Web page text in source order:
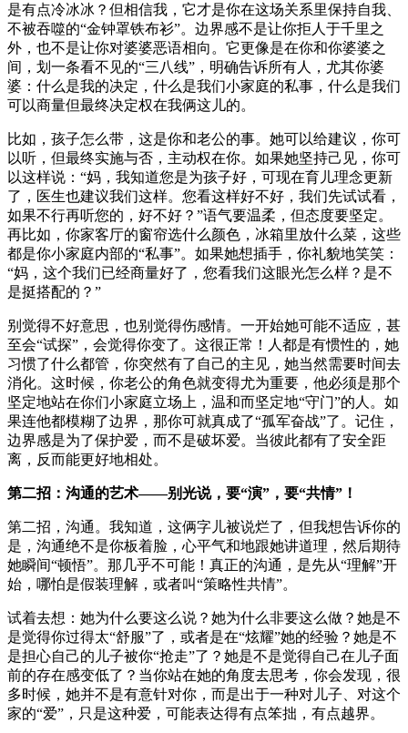
是有点冷冰冰？但相信我，它才是你在这场关系里保持自我、
不被吞噬的“金钟罩铁布衫”。边界感不是让你拒人于千里之
外，也不是让你对婆婆恶语相向。它更像是在你和你婆婆之
间，划一条看不见的“三八线”，明确告诉所有人，尤其你婆
婆：什么是我的决定，什么是我们小家庭的私事，什么是我们
可以商量但最终决定权在我俩这儿的。
比如，孩子怎么带，这是你和老公的事。她可以给建议，你可
以听，但最终实施与否，主动权在你。如果她坚持己见，你可
以这样说：“妈，我知道您是为孩子好，可现在育儿理念更新
了，医生也建议我们这样。您看这样好不好，我们先试试看，
如果不行再听您的，好不好？”语气要温柔，但态度要坚定。
再比如，你家客厅的窗帘选什么颜色，冰箱里放什么菜，这些
都是你小家庭内部的“私事”。如果她想插手，你礼貌地笑笑：
“妈，这个我们已经商量好了，您看我们这眼光怎么样？是不
是挺搭配的？”
别觉得不好意思，也别觉得伤感情。一开始她可能不适应，甚
至会“试探”，会觉得你变了。这很正常！人都是有惯性的，她
习惯了什么都管，你突然有了自己的主见，她当然需要时间去
消化。这时候，你老公的角色就变得尤为重要，他必须是那个
坚定地站在你们小家庭立场上，温和而坚定地“守门”的人。如
果连他都模糊了边界，那你可就真成了“孤军奋战”了。记住，
边界感是为了保护爱，而不是破坏爱。当彼此都有了安全距
离，反而能更好地相处。
第二招：沟通的艺术——别光说，要“演”，要“共情”！
第二招，沟通。我知道，这俩字儿被说烂了，但我想告诉你的
是，沟通绝不是你板着脸，心平气和地跟她讲道理，然后期待
她瞬间“顿悟”。那几乎不可能！真正的沟通，是先从“理解”开
始，哪怕是假装理解，或者叫“策略性共情”。
试着去想：她为什么要这么说？她为什么非要这么做？她是不
是觉得你过得太“舒服”了，或者是在“炫耀”她的经验？她是不
是担心自己的儿子被你“抢走”了？她是不是觉得自己在儿子面
前的存在感变低了？当你站在她的角度去思考，你会发现，很
多时候，她并不是有意针对你，而是出于一种对儿子、对这个
家的“爱”，只是这种爱，可能表达得有点笨拙，有点越界。